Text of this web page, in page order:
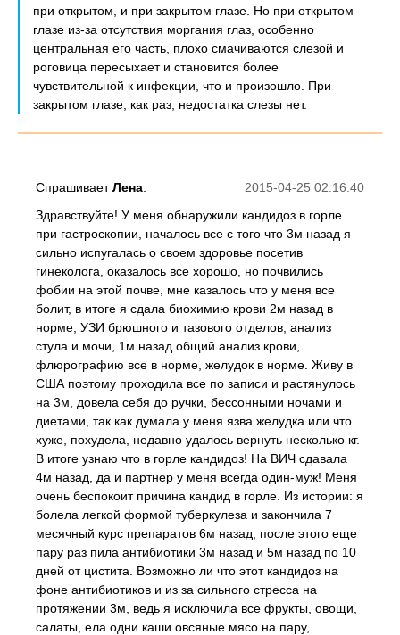
при открытом, и при закрытом глазе. Но при открытом
глазе из-за отсутствия моргания глаз, особенно
центральная его часть, плохо смачиваются слезой и
роговица пересыхает и становится более
чувствительной к инфекции, что и произошло. При
закрытом глазе, как раз, недостатка слезы нет.
2015-04-25 02:16:40
СпрашиваетЛена:
Здравствуйте! У меня обнаружили кандидоз в горле
при гастроскопии, началось все с того что 3м назад я
сильно испугалась о своем здоровье посетив
гинеколога, оказалось все хорошо, но почвились
фобии на этой почве, мне казалось что у меня все
болит, в итоге я сдала биохимию крови 2м назад в
норме, УЗИ брюшного и тазового отделов, анализ
стула и мочи, 1м назад общий анализ крови,
флюрографию все в норме, желудок в норме. Живу в
США поэтому проходила все по записи и растянулось
на 3м, довела себя до ручки, бессонными ночами и
диетами, так как думала у меня язва желудка или что
хуже, похудела, недавно удалось вернуть несколько кг.
В итоге узнаю что в горле кандидоз! На ВИЧ сдавала
4м назад, да и партнер у меня всегда один-муж! Меня
очень беспокоит причина кандид в горле. Из истории: я
болела легкой формой туберкулеза и закончила 7
месячный курс препаратов 6м назад, после этого еще
пару раз пила антибиотики 3м назад и 5м назад по 10
дней от цистита. Возможно ли что этот кандидоз на
фоне антибиотиков и из за сильного стресса на
протяжении 3м, ведь я исключила все фрукты, овощи,
салаты, ела одни каши овсяные мясо на пару,